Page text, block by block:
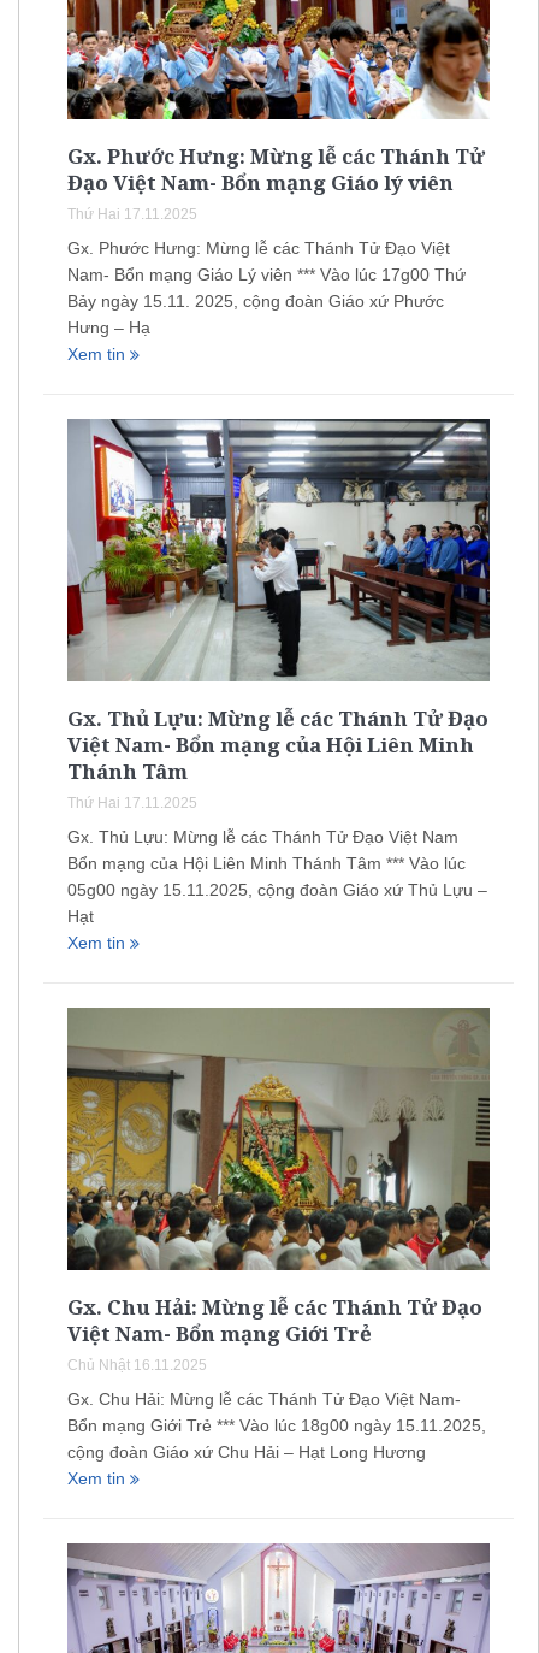
Gx. Phước Hưng: Mừng lễ các Thánh Tử
Đạo Việt Nam- Bổn mạng Giáo lý viên
Thứ Hai 17.11.2025
Gx. Phước Hưng: Mừng lễ các Thánh Tử Đạo Việt
Nam- Bổn mạng Giáo Lý viên *** Vào lúc 17g00 Thứ
Bảy ngày 15.11. 2025, cộng đoàn Giáo xứ Phước
Hưng – Hạ
Xem tin
Gx. Thủ Lựu: Mừng lễ các Thánh Tử Đạo
Việt Nam- Bổn mạng của Hội Liên Minh
Thánh Tâm
Thứ Hai 17.11.2025
Gx. Thủ Lựu: Mừng lễ các Thánh Tử Đạo Việt Nam
Bổn mạng của Hội Liên Minh Thánh Tâm *** Vào lúc
05g00 ngày 15.11.2025, cộng đoàn Giáo xứ Thủ Lựu –
Hạt
Xem tin
Gx. Chu Hải: Mừng lễ các Thánh Tử Đạo
Việt Nam- Bổn mạng Giới Trẻ
Chủ Nhật 16.11.2025
Gx. Chu Hải: Mừng lễ các Thánh Tử Đạo Việt Nam-
Bổn mạng Giới Trẻ *** Vào lúc 18g00 ngày 15.11.2025,
cộng đoàn Giáo xứ Chu Hải – Hạt Long Hương
Xem tin